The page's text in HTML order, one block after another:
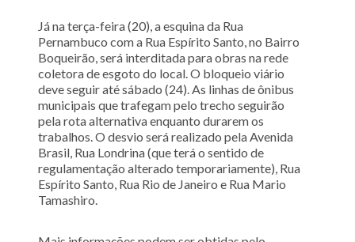
Já na terça-feira (20), a esquina da Rua
Pernambuco com a Rua Espírito Santo, no Bairro
Boqueirão, será interditada para obras na rede
coletora de esgoto do local. O bloqueio viário
deve seguir até sábado (24). As linhas de ônibus
municipais que trafegam pelo trecho seguirão
pela rota alternativa enquanto durarem os
trabalhos. O desvio será realizado pela Avenida
Brasil, Rua Londrina (que terá o sentido de
regulamentação alterado temporariamente), Rua
Espírito Santo, Rua Rio de Janeiro e Rua Mario
Tamashiro.